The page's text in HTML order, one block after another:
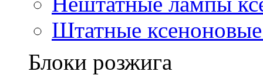
Штатные
Блоки розжига